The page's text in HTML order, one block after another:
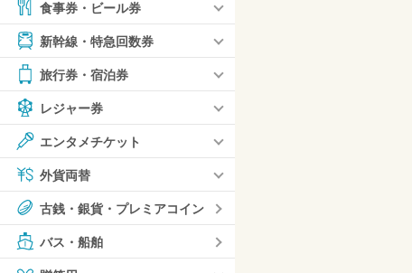
食事券・ビール券
新幹線・特急回数券
旅行券・宿泊券
レジャー券
エンタメチケット
外貨両替
古銭・銀貨・プレミアコイン
バス・船舶